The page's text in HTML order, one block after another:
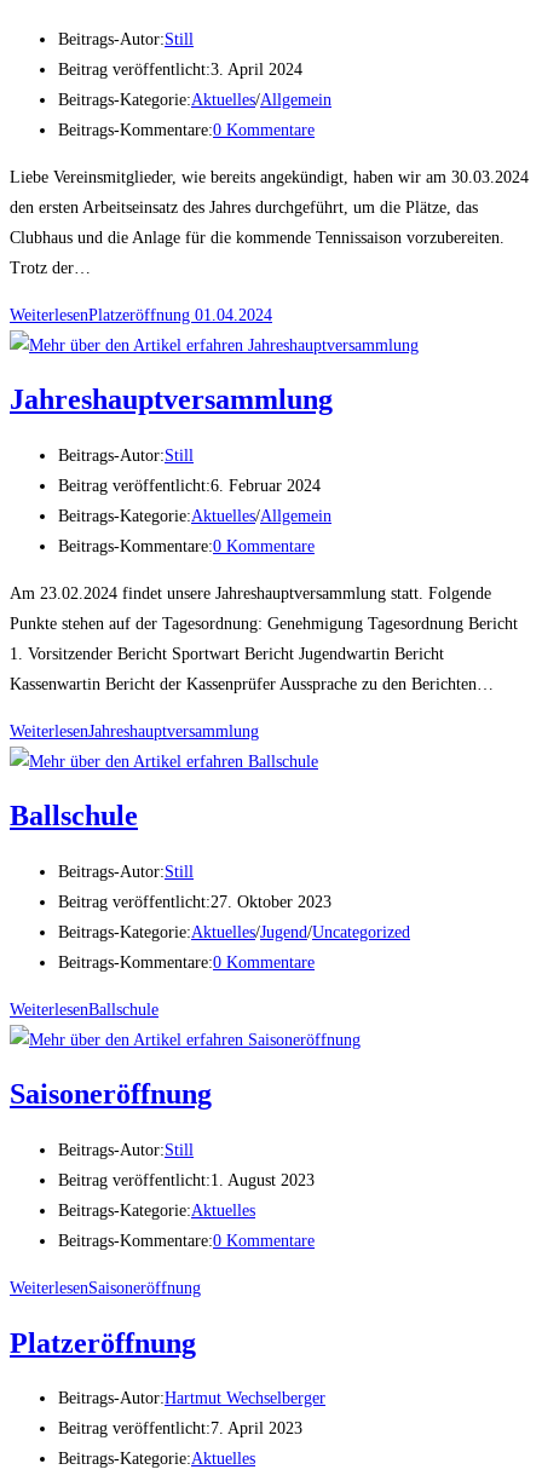
Beitrags-Autor:Still
Beitrag veröffentlicht:3. April 2024
Beitrags-Kategorie:Aktuelles/Allgemein
Beitrags-Kommentare:0 Kommentare
Liebe Vereinsmitglieder, wie bereits angekündigt, haben wir am 30.03.2024
den ersten Arbeitseinsatz des Jahres durchgeführt, um die Plätze, das
Clubhaus und die Anlage für die kommende Tennissaison vorzubereiten.
Trotz der…
WeiterlesenPlatzeröffnung 01.04.2024
Jahreshauptversammlung
Beitrags-Autor:Still
Beitrag veröffentlicht:6. Februar 2024
Beitrags-Kategorie:Aktuelles/Allgemein
Beitrags-Kommentare:0 Kommentare
Am 23.02.2024 findet unsere Jahreshauptversammlung statt. Folgende
Punkte stehen auf der Tagesordnung: Genehmigung Tagesordnung Bericht
1. Vorsitzender Bericht Sportwart Bericht Jugendwartin Bericht
Kassenwartin Bericht der Kassenprüfer Aussprache zu den Berichten…
WeiterlesenJahreshauptversammlung
Ballschule
Beitrags-Autor:Still
Beitrag veröffentlicht:27. Oktober 2023
Beitrags-Kategorie:Aktuelles/Jugend/Uncategorized
Beitrags-Kommentare:0 Kommentare
WeiterlesenBallschule
Saisoneröffnung
Beitrags-Autor:Still
Beitrag veröffentlicht:1. August 2023
Beitrags-Kategorie:Aktuelles
Beitrags-Kommentare:0 Kommentare
WeiterlesenSaisoneröffnung
Platzeröffnung
Beitrags-Autor:Hartmut Wechselberger
Beitrag veröffentlicht:7. April 2023
Beitrags-Kategorie:Aktuelles